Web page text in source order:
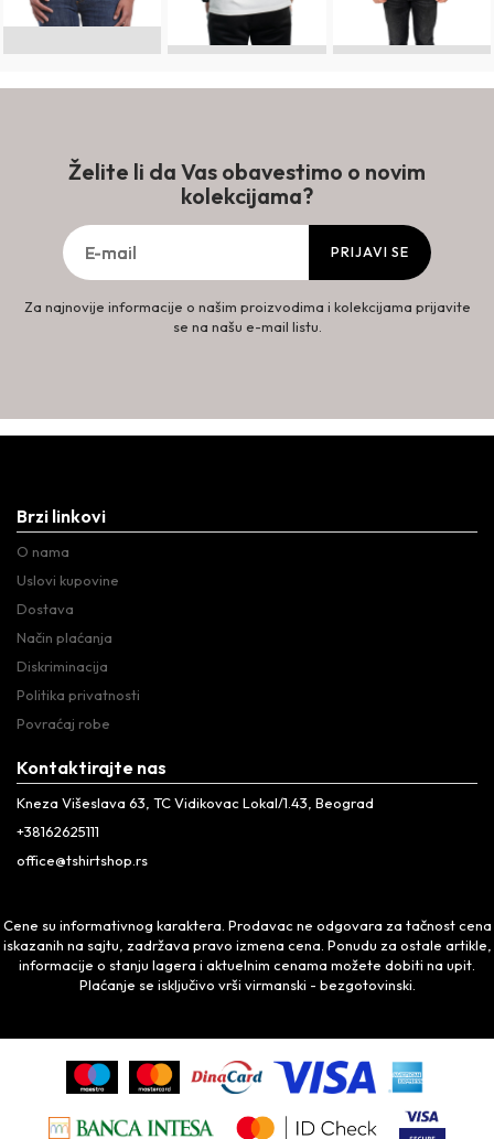
Želite li da Vas obavestimo o novim
kolekcijama?
PRIJAVI SE
Za najnovije informacije o našim proizvodima i kolekcijama prijavite
se na našu e-mail listu.
Brzi linkovi
O nama
Uslovi kupovine
Dostava
Način plaćanja
Diskriminacija
Politika privatnosti
Povraćaj robe
Kontaktirajte nas
Kneza Višeslava 63, TC Vidikovac Lokal/1.43, Beograd
+38162625111
office@tshirtshop.rs
Cene su informativnog karaktera. Prodavac ne odgovara za tačnost cena
iskazanih na sajtu, zadržava pravo izmena cena. Ponudu za ostale artikle,
informacije o stanju lagera i aktuelnim cenama možete dobiti na upit.
Plaćanje se isključivo vrši virmanski - bezgotovinski.